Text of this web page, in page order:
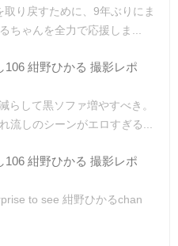
り戻すために、9年ぶりにま
ちゃんを全力で応援しま...
106 紺野ひかる 撮影レポ
らして黒ソファ増やすべき。
流しのシーンがエロすぎる...
106 紺野ひかる 撮影レポ
to see 紺野ひかるchan